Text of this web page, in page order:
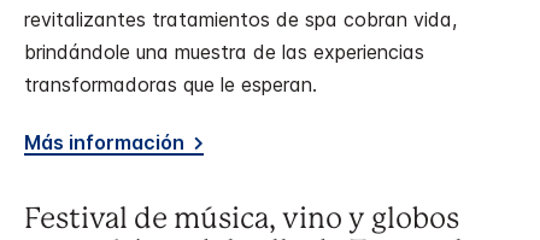
revitalizantes tratamientos de spa cobran vida,
brindándole una muestra de las experiencias
transformadoras que le esperan.
Más información
Festival de música, vino y globos